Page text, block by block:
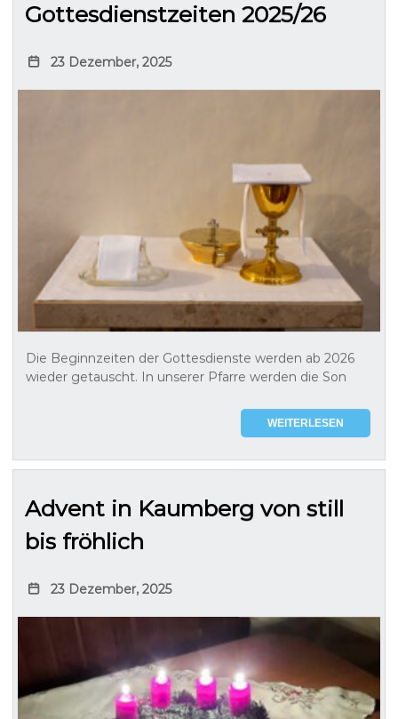
Gottesdienstzeiten 2025/26
23 Dezember, 2025
Die Beginnzeiten der Gottesdienste werden ab 2026
wieder getauscht. In unserer Pfarre werden die Son
WEITERLESEN
Advent in Kaumberg von still
bis fröhlich
23 Dezember, 2025